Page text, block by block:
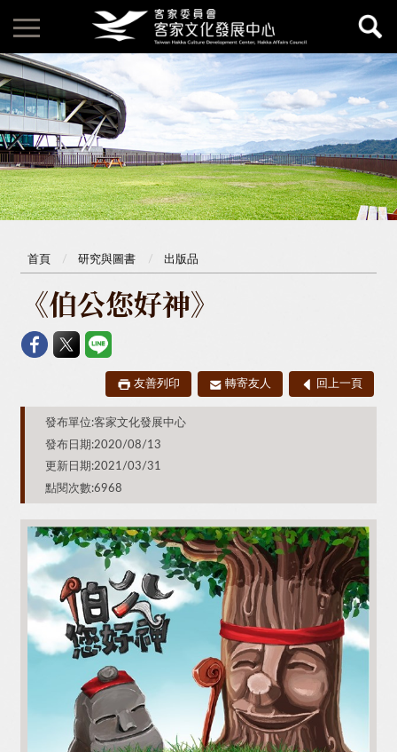
首頁 研究與圖書 出版品
《伯公您好神》
友善列印 轉寄友人 回上一頁
發布單位:客家文化發展中心
發布日期:2020/08/13
更新日期:2021/03/31
點閱次數:6968